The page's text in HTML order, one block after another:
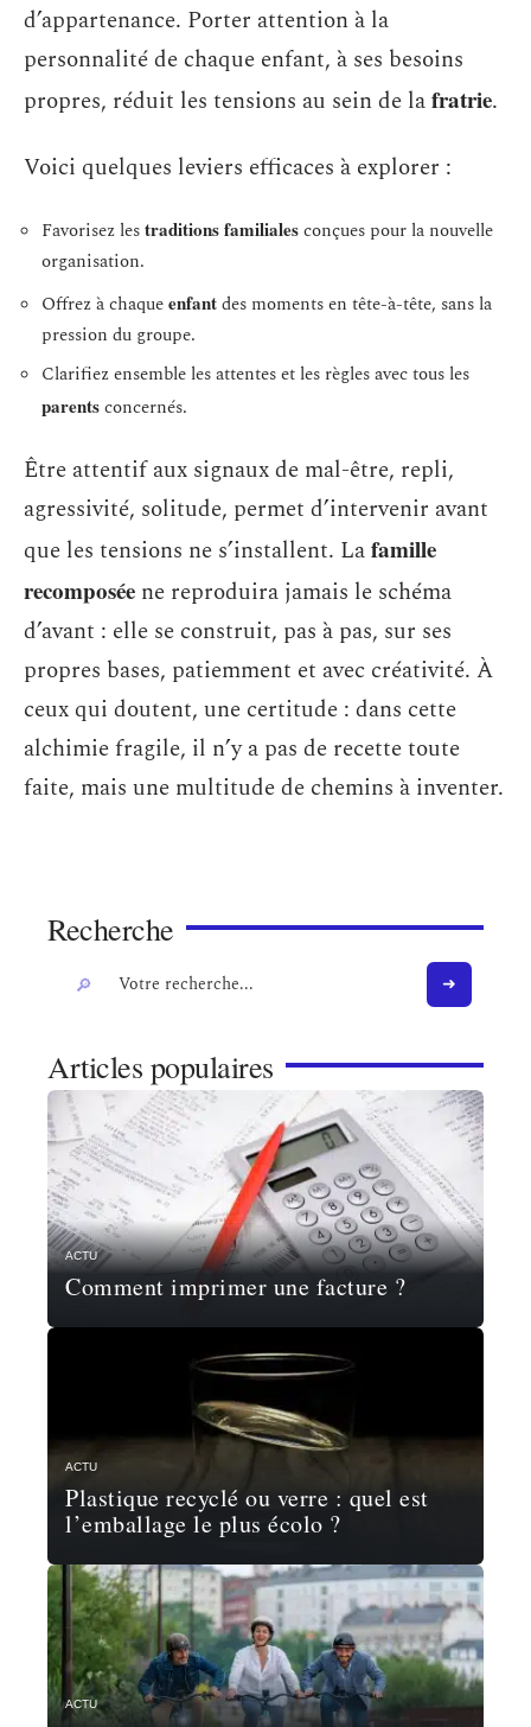
d’appartenance. Porter attention à la
personnalité de chaque enfant, à ses besoins
propres, réduit les tensions au sein de lafratrie.
Voici quelques leviers efficaces à explorer :
Favorisez lestraditions familialesconçues pour la nouvelle
organisation.
Offrez à chaqueenfantdes moments en tête-à-tête, sans la
pression du groupe.
Clarifiez ensemble les attentes et les règles avec tous les
parentsconcernés.
Être attentif aux signaux de mal-être, repli,
agressivité, solitude, permet d’intervenir avant
que les tensions ne s’installent. Lafamille
recomposée ne reproduira jamais le schéma
d’avant : elle se construit, pas à pas, sur ses
propres bases, patiemment et avec créativité. À
ceux qui doutent, une certitude : dans cette
alchimie fragile, il n’y a pas de recette toute
faite, mais une multitude de chemins à inventer.
Recherche
Articles populaires
ACTU
Comment imprimer une facture ?
ACTU
Plastique recyclé ou verre : quel est
l’emballage le plus écolo ?
ACTU